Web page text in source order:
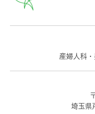
産婦人科
埼玉県